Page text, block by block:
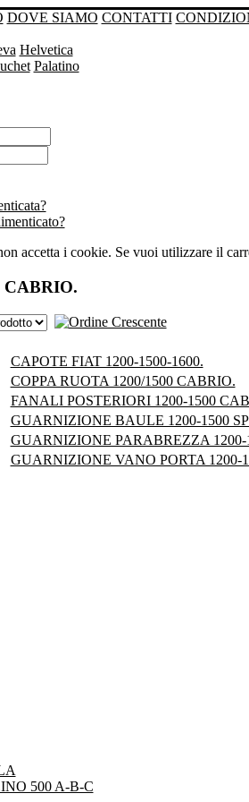
DOVE SIAMO CONTATTI
Helvetica
Palatino
accetta i cookie. Se vuoi utilizzare il
CABRIO.
CAPOTE FIAT 1200-1500-1600.
COPPA RUOTA 1200/1500 CABRIO.
FANALI POSTERIORI 1200-1500
GUARNIZIONE BAULE 1200-1500
GUARNIZIONE PARABREZZA 1200-
GUARNIZIONE VANO PORTA 1200-
500 A-B-C